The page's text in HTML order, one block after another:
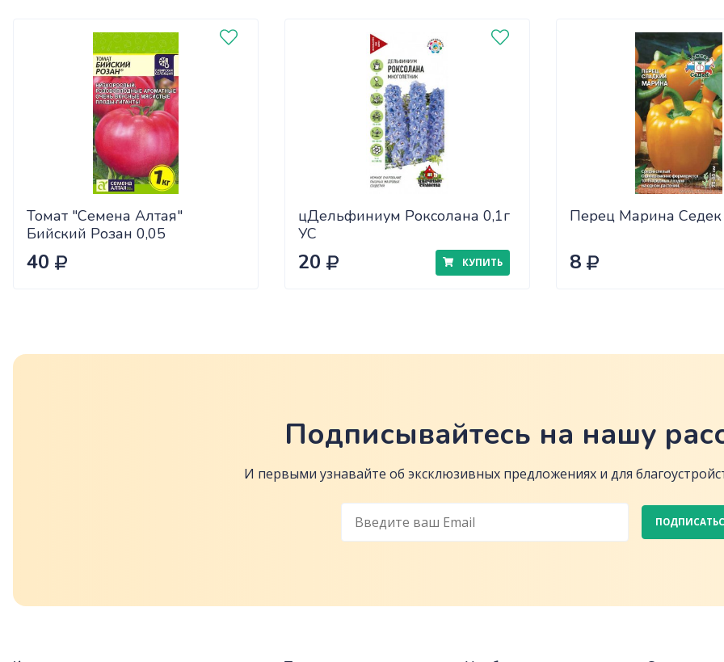
Томат "Семена Алтая"
Бийский Розан 0,05
40
цДельфиниум Роксолана 0,1г
УС
20 КУПИТЬ
Перец Марина
8
Подписывайтесь на нашу
И первыми узнавайте об эксклюзивных предложениях и для